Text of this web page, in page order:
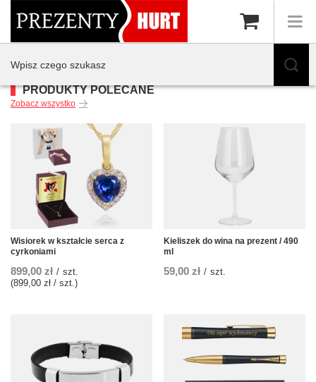
PRODUKTY POLECANE
Zobacz wszystko
Wisiorek w kształcie serca z
cyrkoniami
899,00 zł / szt.
(899,00 zł / szt.)
Kieliszek do wina na prezent / 490
ml
59,00 zł / szt.